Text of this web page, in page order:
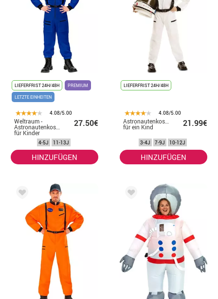
LIEFERFRIST 24H/48H
PREMIUM
LETZTE EINHEITEN
4.08/5.00
Weltraum -
Astronautenkostüm
für Kinder
27.50€
4-5J 11-13J
HINZUFÜGEN
LIEFERFRIST 24H/48H
4.08/5.00
Astronautenkostüm
für ein Kind 21.99€
3-4J 7-9J 10-12J
HINZUFÜGEN